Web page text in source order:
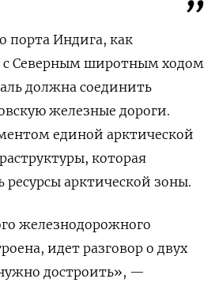
порта Индига, как
Северным широтным ходом
должна соединить
железные дороги.
единой арктической
которая
арктической зоны.
железнодорожного
идет разговор о двух
достроить», —